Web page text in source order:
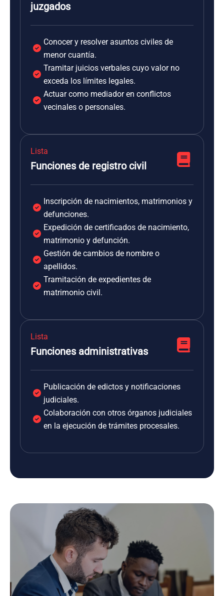
juzgados
Conocer y resolver asuntos civiles de
menor cuantía.
Tramitar juicios verbales cuyo valor no
exceda los límites legales.
Actuar como mediador en conflictos
vecinales o personales.
Lista
Funciones de registro civil
Inscripción de nacimientos, matrimonios y
defunciones.
Expedición de certificados de nacimiento,
matrimonio y defunción.
Gestión de cambios de nombre o
apellidos.
Tramitación de expedientes de
matrimonio civil.
Lista
Funciones administrativas
Publicación de edictos y notificaciones
judiciales.
Colaboración con otros órganos judiciales
en la ejecución de trámites procesales.